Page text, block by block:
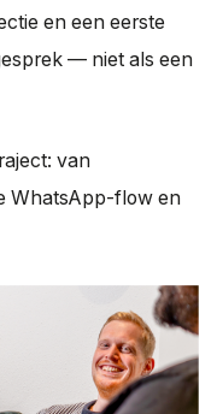
en een eerste
— niet als een
van
WhatsApp-flow en